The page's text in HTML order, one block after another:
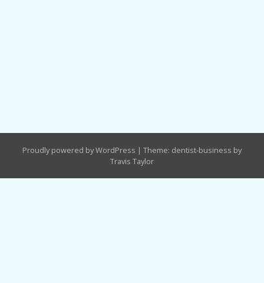
Proudly powered by WordPress | Theme: dentist-business by
Travis Taylor